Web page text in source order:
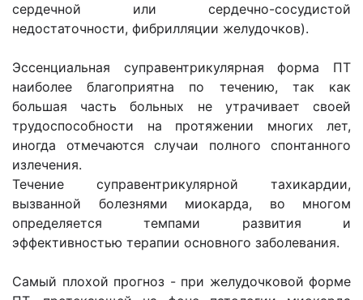
сердечной или сердечно-сосудистой
недостаточности, фибрилляции желудочков).
Эссенциальная суправентрикулярная форма ПТ
наиболее благоприятна по течению, так как
большая часть больных не утрачивает своей
трудоспособности на протяжении многих лет,
иногда отмечаются случаи полного спонтанного
излечения.
Течение суправентрикулярной тахикардии,
вызванной болезнями миокарда, во многом
определяется темпами развития и
эффективностью терапии основного заболевания.
Самый плохой прогноз - при желудочковой форме